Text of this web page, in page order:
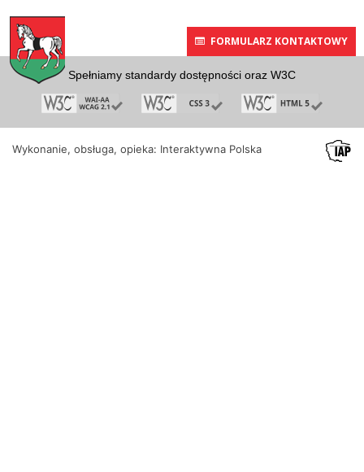
FORMULARZ KONTAKTOWY
Spełniamy standardy dostępności oraz W3C
Wykonanie, obsługa, opieka: Interaktywna Polska